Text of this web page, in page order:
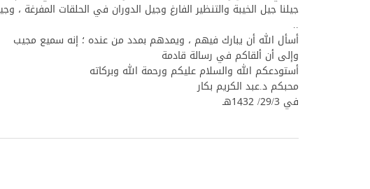
جيلنا جيل الخيبة والتنظير الفارغ وجيل الدوران في الحلقات المفرغة ،
..
أسأل الله أن يبارك فيهم ، ويمدهم بمدد من عنده ؛ إنه سميع مجيب
وإلى أن ألقاكم في رسالة قادمة
أستودعكم الله والسلام عليكم ورحمة الله وبركاته
محبكم د.عبد الكريم بكار
في 29/3/ 1432هـ